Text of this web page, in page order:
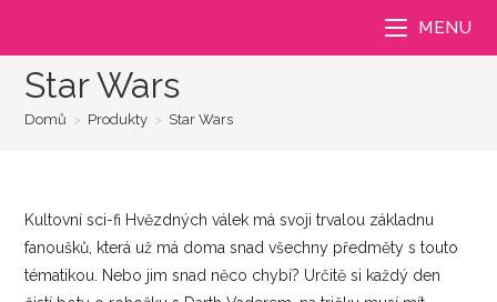
MENU
Star Wars
Domů > Produkty > Star Wars
Kultovní sci-fi Hvězdných válek má svoji trvalou základnu
fanoušků, která už má doma snad všechny předměty s touto
tématikou. Nebo jim snad něco chybí? Určitě si každý den